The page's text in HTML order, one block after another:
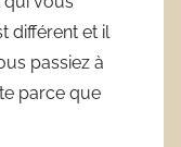
différent et il
passiez à
parce que